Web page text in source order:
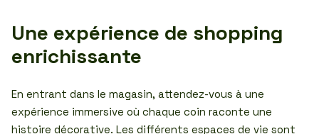
Une expérience de shopping
enrichissante
En entrant dans le magasin, attendez-vous à une
expérience immersive où chaque coin raconte une
histoire décorative. Les différents espaces de vie sont